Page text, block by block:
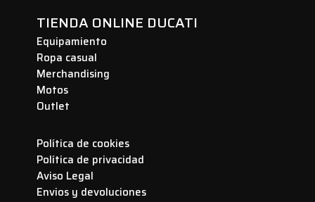
TIENDA ONLINE DUCATI
Equipamiento
Ropa casual
Merchandising
Motos
Outlet
Política de cookies
Política de privacidad
Aviso Legal
Envios y devoluciones